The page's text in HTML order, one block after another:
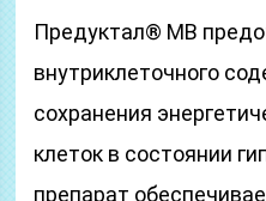
Предуктал® МВ
внутриклеточного
сохранения
клеток в состоянии
препарат